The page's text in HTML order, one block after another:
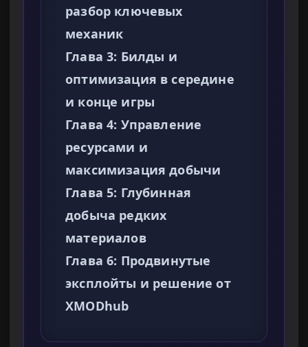
разбор ключевых
механик
Глава 3: Билды и
оптимизация в середине
и конце игры
Глава 4: Управление
ресурсами и
максимизация добычи
Глава 5: Глубинная
добыча редких
материалов
Глава 6: Продвинутые
эксплойты и решение от
XMODhub